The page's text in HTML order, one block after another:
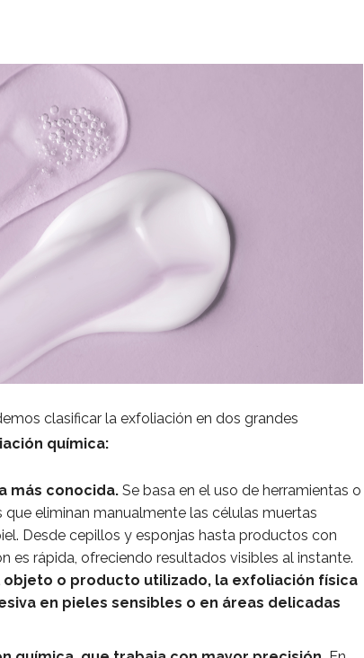
clasificar la exfoliación en dos grandes
química:
más conocida. Se basa en el uso de herramientas o
eliminan manualmente las células muertas
Desde cepillos y esponjas hasta productos con
es rápida, ofreciendo resultados visibles al instante.
o producto utilizado, la exfoliación física
en pieles sensibles o en áreas delicadas